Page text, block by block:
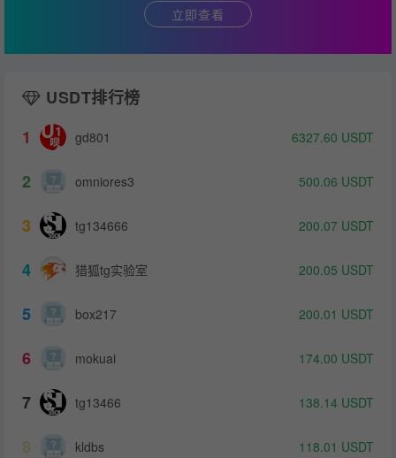
立即查看
USDT排行榜
1
gd801 6327.60 USDT
2 omniores3 500.06 USDT
3 tg134666 200.07 USDT
4 猎狐tg实验室 200.05 USDT
5 box217 200.01 USDT
6 mokuai 174.00 USDT
7 tg13466 138.14 USDT
8 kldbs 118.01 USDT